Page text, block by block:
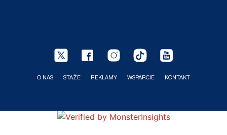
O NAS STAŻE REKLAMY WSPARCIE KONTAKT